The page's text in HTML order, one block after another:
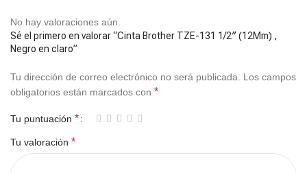
No hay valoraciones aún.
Sé el primero en valorar “Cinta Brother TZE-131 1/2″ (12Mm) ,
Negro en claro”
Tu dirección de correo electrónico no será publicada.
Los campos
obligatorios están marcados con *
Tu puntuación *
Tu valoración *